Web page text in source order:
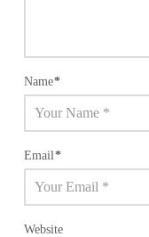
Name*
Email*
Website